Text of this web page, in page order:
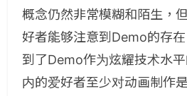
概念仍然非常模糊和陌生，
好者能够注意到Demo的存
到了Demo作为炫耀技术水
内的爱好者至少对动画制作